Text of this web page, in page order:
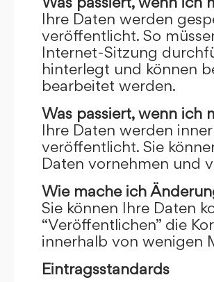
Ihre Daten werden
veröffentlicht. So
Internet-Sitzung
hinterlegt und können
bearbeitet werden.
Was passiert, wenn ich
Ihre Daten werden
veröffentlicht. Sie
Daten vornehmen und
Wie mache ich
Sie können Ihre Daten
“Veröffentlichen” die
innerhalb von wenigen
Eintragsstandards